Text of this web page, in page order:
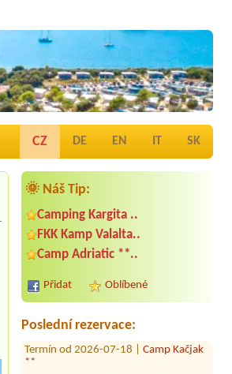
CZ DE EN IT SK
🌞 Náš Tip:
Camping Kargita ..
FKK Kamp Valalta..
Camp Adriatic **..
Přidat Oblíbené
Poslední rezervace:
Termín od 2026-08-09 |
Maestral ***
Termín od 2026-08-05 |Camping
Jazina **
1 tent, 2 person
Termín od 2026-07-18 |
**